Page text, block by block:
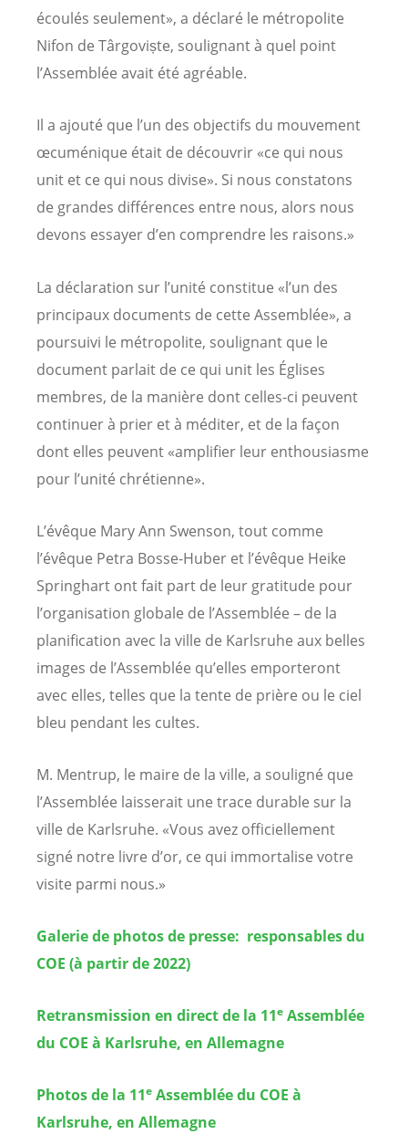
écoulés seulement», a déclaré le métropolite
Nifon de Târgoviște, soulignant à quel point
l’Assemblée avait été agréable.
Il a ajouté que l’un des objectifs du mouvement
œcuménique était de découvrir «ce qui nous
unit et ce qui nous divise». Si nous constatons
de grandes différences entre nous, alors nous
devons essayer d’en comprendre les raisons.»
La déclaration sur l’unité constitue «l’un des
principaux documents de cette Assemblée», a
poursuivi le métropolite, soulignant que le
document parlait de ce qui unit les Églises
membres, de la manière dont celles-ci peuvent
continuer à prier et à méditer, et de la façon
dont elles peuvent «amplifier leur enthousiasme
pour l’unité chrétienne».
L’évêque Mary Ann Swenson, tout comme
l’évêque Petra Bosse-Huber et l’évêque Heike
Springhart ont fait part de leur gratitude pour
l’organisation globale de l’Assemblée – de la
planification avec la ville de Karlsruhe aux belles
images de l’Assemblée qu’elles emporteront
avec elles, telles que la tente de prière ou le ciel
bleu pendant les cultes.
M. Mentrup, le maire de la ville, a souligné que
l’Assemblée laisserait une trace durable sur la
ville de Karlsruhe. «Vous avez officiellement
signé notre livre d’or, ce qui immortalise votre
visite parmi nous.»
Galerie de photos de presse: responsables du
COE (à partir de 2022)
Retransmission en direct de la 11e Assemblée
du COE à Karlsruhe, en Allemagne
Photos de la 11e Assemblée du COE à
Karlsruhe, en Allemagne